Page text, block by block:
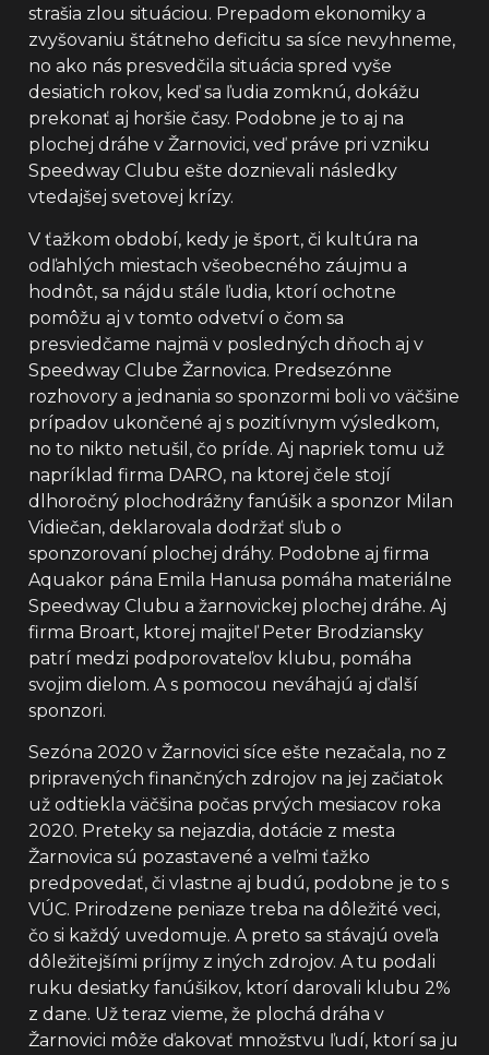
strašia zlou situáciou. Prepadom ekonomiky a
zvyšovaniu štátneho deficitu sa síce nevyhneme,
no ako nás presvedčila situácia spred vyše
desiatich rokov, keď sa ľudia zomknú, dokážu
prekonať aj horšie časy. Podobne je to aj na
plochej dráhe v Žarnovici, veď práve pri vzniku
Speedway Clubu ešte doznievali následky
vtedajšej svetovej krízy.
V ťažkom období, kedy je šport, či kultúra na
odľahlých miestach všeobecného záujmu a
hodnôt, sa nájdu stále ľudia, ktorí ochotne
pomôžu aj v tomto odvetví o čom sa
presviedčame najmä v posledných dňoch aj v
Speedway Clube Žarnovica. Predsezónne
rozhovory a jednania so sponzormi boli vo väčšine
prípadov ukončené aj s pozitívnym výsledkom,
no to nikto netušil, čo príde. Aj napriek tomu už
napríklad firma DARO, na ktorej čele stojí
dlhoročný plochodrážny fanúšik a sponzor Milan
Vidiečan, deklarovala dodržať sľub o
sponzorovaní plochej dráhy. Podobne aj firma
Aquakor pána Emila Hanusa pomáha materiálne
Speedway Clubu a žarnovickej plochej dráhe. Aj
firma Broart, ktorej majiteľ Peter Brodziansky
patrí medzi podporovateľov klubu, pomáha
svojim dielom. A s pomocou neváhajú aj ďalší
sponzori.
Sezóna 2020 v Žarnovici síce ešte nezačala, no z
pripravených finančných zdrojov na jej začiatok
už odtiekla väčšina počas prvých mesiacov roka
2020. Preteky sa nejazdia, dotácie z mesta
Žarnovica sú pozastavené a veľmi ťažko
predpovedať, či vlastne aj budú, podobne je to s
VÚC. Prirodzene peniaze treba na dôležité veci,
čo si každý uvedomuje. A preto sa stávajú oveľa
dôležitejšími príjmy z iných zdrojov. A tu podali
ruku desiatky fanúšikov, ktorí darovali klubu 2%
z dane. Už teraz vieme, že plochá dráha v
Žarnovici môže ďakovať množstvu ľudí, ktorí sa ju